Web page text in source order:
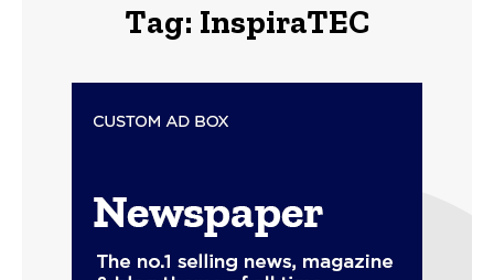
Tag: InspiraTEC